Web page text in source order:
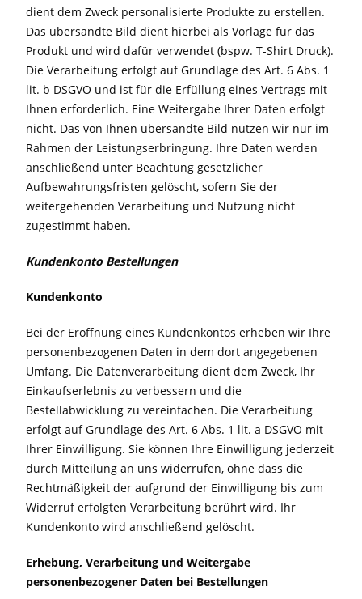
dient dem Zweck personalisierte Produkte zu erstellen.
Das übersandte Bild dient hierbei als Vorlage für das
Produkt und wird dafür verwendet (bspw. T-Shirt Druck).
Die Verarbeitung erfolgt auf Grundlage des Art. 6 Abs. 1
lit. b DSGVO und ist für die Erfüllung eines Vertrags mit
Ihnen erforderlich. Eine Weitergabe Ihrer Daten erfolgt
nicht. Das von Ihnen übersandte Bild nutzen wir nur im
Rahmen der Leistungserbringung. Ihre Daten werden
anschließend unter Beachtung gesetzlicher
Aufbewahrungsfristen gelöscht, sofern Sie der
weitergehenden Verarbeitung und Nutzung nicht
zugestimmt haben.
Kundenkonto Bestellungen
Kundenkonto
Bei der Eröffnung eines Kundenkontos erheben wir Ihre
personenbezogenen Daten in dem dort angegebenen
Umfang. Die Datenverarbeitung dient dem Zweck, Ihr
Einkaufserlebnis zu verbessern und die
Bestellabwicklung zu vereinfachen. Die Verarbeitung
erfolgt auf Grundlage des Art. 6 Abs. 1 lit. a DSGVO mit
Ihrer Einwilligung. Sie können Ihre Einwilligung jederzeit
durch Mitteilung an uns widerrufen, ohne dass die
Rechtmäßigkeit der aufgrund der Einwilligung bis zum
Widerruf erfolgten Verarbeitung berührt wird. Ihr
Kundenkonto wird anschließend gelöscht.
Erhebung, Verarbeitung und Weitergabe
personenbezogener Daten bei Bestellungen